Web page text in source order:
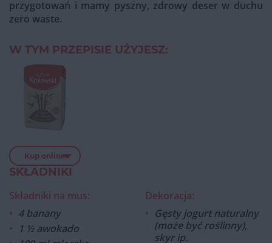
przygotowań i mamy pyszny, zdrowy deser w duchu
zero waste.
W TYM PRZEPISIE UŻYJESZ:
Kup online
SKŁADNIKI
Składniki na mus:
4 banany
1 ½ awokado
Dekoracja:
Gęsty jogurt naturalny
(może być roślinny),
skyr ip.